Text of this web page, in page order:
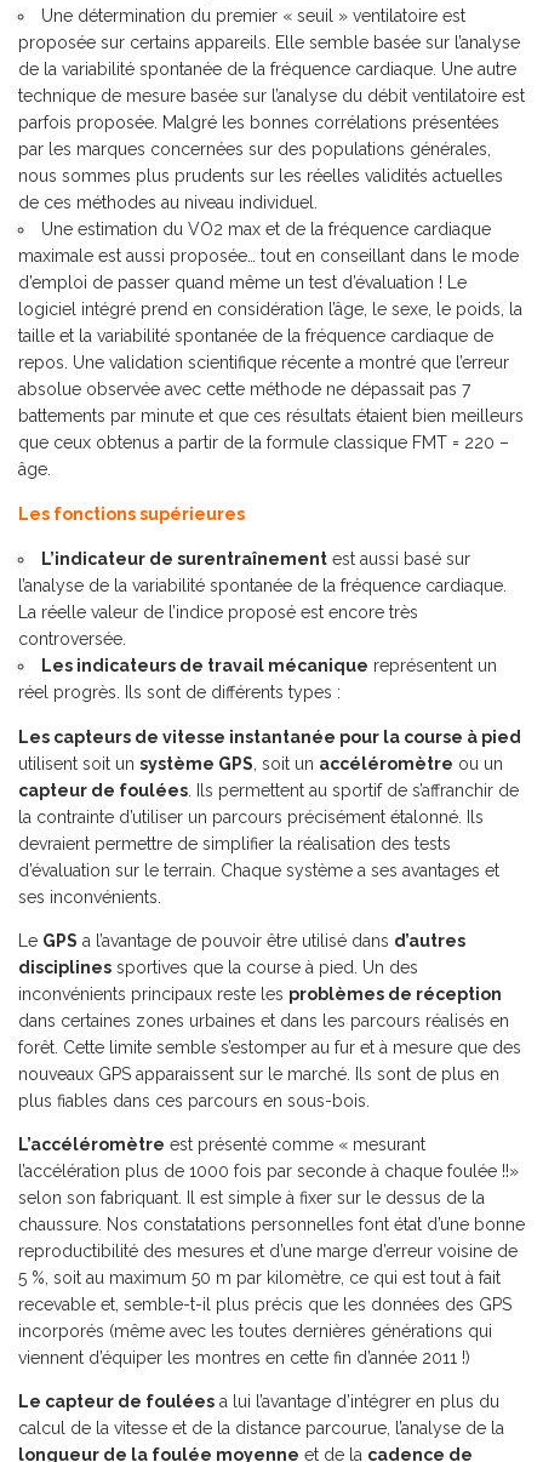
Une détermination du premier « seuil » ventilatoire est
proposée sur certains appareils. Elle semble basée sur l’analyse
de la variabilité spontanée de la fréquence cardiaque. Une autre
technique de mesure basée sur l’analyse du débit ventilatoire est
parfois proposée. Malgré les bonnes corrélations présentées
par les marques concernées sur des populations générales,
nous sommes plus prudents sur les réelles validités actuelles
de ces méthodes au niveau individuel.
Une estimation du VO2 max et de la fréquence cardiaque
maximale est aussi proposée… tout en conseillant dans le mode
d’emploi de passer quand même un test d’évaluation ! Le
logiciel intégré prend en considération l’âge, le sexe, le poids, la
taille et la variabilité spontanée de la fréquence cardiaque de
repos. Une validation scientifique récente a montré que l’erreur
absolue observée avec cette méthode ne dépassait pas 7
battements par minute et que ces résultats étaient bien meilleurs
que ceux obtenus a partir de la formule classique FMT = 220 –
âge.
Les fonctions supérieures
L’indicateur de surentraînement est aussi basé sur
l’analyse de la variabilité spontanée de la fréquence cardiaque.
La réelle valeur de l’indice proposé est encore très
controversée.
Les indicateurs de travail mécanique représentent un
réel progrès. Ils sont de différents types :
Les capteurs de vitesse instantanée pour la course à pied
utilisent soit un système GPS , soit un accéléromètre ou un
capteur de foulées . Ils permettent au sportif de s’affranchir de
la contrainte d’utiliser un parcours précisément étalonné. Ils
devraient permettre de simplifier la réalisation des tests
d’évaluation sur le terrain. Chaque système a ses avantages et
ses inconvénients.
Le GPS a l’avantage de pouvoir être utilisé dans d’autres
disciplines sportives que la course à pied. Un des
inconvénients principaux reste les problèmes de réception
dans certaines zones urbaines et dans les parcours réalisés en
forêt. Cette limite semble s’estomper au fur et à mesure que des
nouveaux GPS apparaissent sur le marché. Ils sont de plus en
plus fiables dans ces parcours en sous-bois.
L’accéléromètre est présenté comme « mesurant
l’accélération plus de 1000 fois par seconde à chaque foulée !!»
selon son fabriquant. Il est simple à fixer sur le dessus de la
chaussure. Nos constatations personnelles font état d’une bonne
reproductibilité des mesures et d’une marge d’erreur voisine de
5 %, soit au maximum 50 m par kilomètre, ce qui est tout à fait
recevable et, semble-t-il plus précis que les données des GPS
incorporés (même avec les toutes dernières générations qui
viennent d’équiper les montres en cette fin d’année 2011 !)
Le capteur de foulées a lui l’avantage d’intégrer en plus du
calcul de la vitesse et de la distance parcourue, l’analyse de la
longueur de la foulée moyenne et de la cadence de